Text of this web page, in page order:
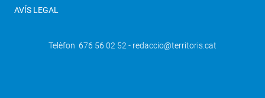
AVÍS LEGAL
Telèfon 676 56 02 52 - redaccio@territoris.cat